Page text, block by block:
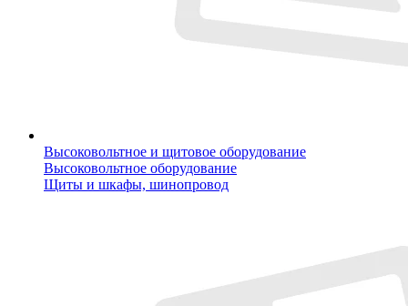
Высоковольтное и щитовое оборудование
Высоковольтное оборудование
Щиты и шкафы, шинопровод